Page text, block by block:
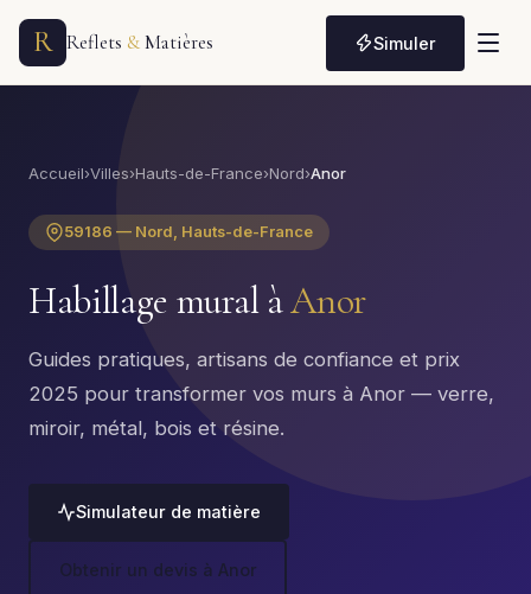
R Reflets &Matières Simuler
Accueil›Villes›Hauts-de-France›Nord›Anor
59186 — Nord, Hauts-de-France
Habillage mural àAnor
Guides pratiques, artisans de confiance et prix
2025 pour transformer vos murs à Anor — verre,
miroir, métal, bois et résine.
Simulateur de matière
Obtenir un devis à Anor